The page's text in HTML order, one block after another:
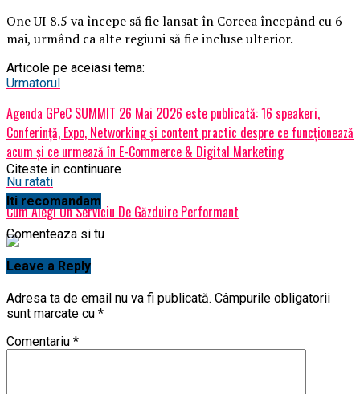
One UI 8.5 va începe să fie lansat în Coreea începând cu 6
mai, urmând ca alte regiuni să fie incluse ulterior.
Articole pe aceiasi tema:
Urmatorul
Agenda GPeC SUMMIT 26 Mai 2026 este publicată: 16 speakeri,
Conferință, Expo, Networking și content practic despre ce funcționează
acum și ce urmează în E-Commerce & Digital Marketing
Nu ratati
Cum Alegi Un Serviciu De Găzduire Performant
Citeste in continuare
Iti recomandam
Comenteaza si tu
Leave a Reply
Adresa ta de email nu va fi publicată. Câmpurile obligatorii
sunt marcate cu *
Comentariu *